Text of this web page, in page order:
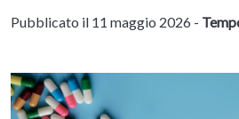
Pubblicato il 11 maggio 2026 -